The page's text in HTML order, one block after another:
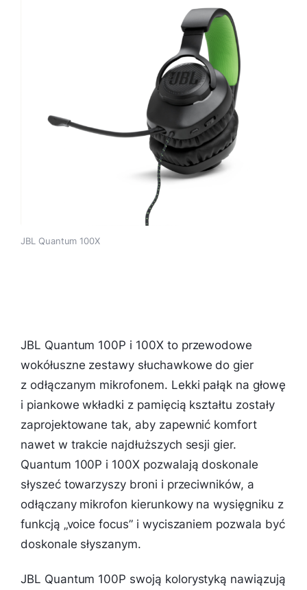
JBL Quantum 100X
JBL Quantum 100P i 100X to przewodowe
wokółuszne zestawy słuchawkowe do gier
z odłączanym mikrofonem. Lekki pałąk na głowę
i piankowe wkładki z pamięcią kształtu zostały
zaprojektowane tak, aby zapewnić komfort
nawet w trakcie najdłuższych sesji gier.
Quantum 100P i 100X pozwalają doskonale
słyszeć towarzyszy broni i przeciwników, a
odłączany mikrofon kierunkowy na wysięgniku z
funkcją „voice focus” i wyciszaniem pozwala być
doskonale słyszanym.
JBL Quantum 100P swoją kolorystyką nawiązują